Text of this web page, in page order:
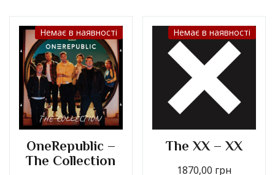
Немає в наявності
OneRepublic –
The Collection
Немає в наявності
The XX – XX
1870,00 грн